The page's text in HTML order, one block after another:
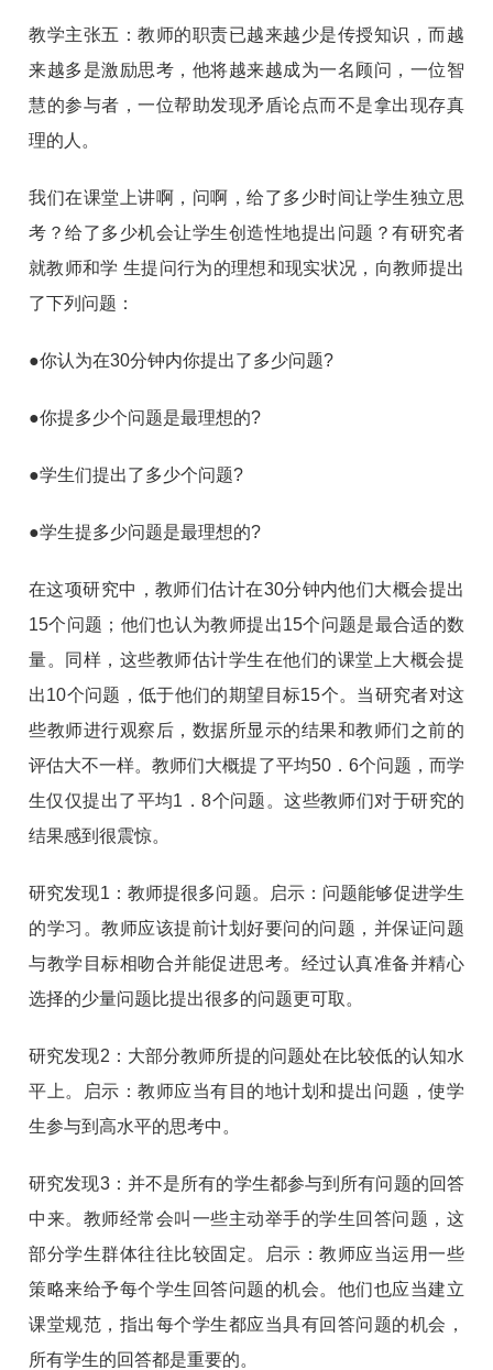
教学主张五：教师的职责已越来越少是传授知识，而越
来越多是激励思考，他将越来越成为一名顾问，一位智
慧的参与者，一位帮助发现矛盾论点而不是拿出现存真
理的人。
我们在课堂上讲啊，问啊，给了多少时间让学生独立思
考？给了多少机会让学生创造性地提出问题？有研究者
就教师和学 生提问行为的理想和现实状况，向教师提出
了下列问题：
●你认为在30分钟内你提出了多少问题?
●你提多少个问题是最理想的?
●学生们提出了多少个问题?
●学生提多少问题是最理想的?
在这项研究中，教师们估计在30分钟内他们大概会提出
15个问题；他们也认为教师提出15个问题是最合适的数
量。同样，这些教师估计学生在他们的课堂上大概会提
出10个问题，低于他们的期望目标15个。当研究者对这
些教师进行观察后，数据所显示的结果和教师们之前的
评估大不一样。教师们大概提了平均50．6个问题，而学
生仅仅提出了平均1．8个问题。这些教师们对于研究的
结果感到很震惊。
研究发现1：教师提很多问题。启示：问题能够促进学生
的学习。教师应该提前计划好要问的问题，并保证问题
与教学目标相吻合并能促进思考。经过认真准备并精心
选择的少量问题比提出很多的问题更可取。
研究发现2：大部分教师所提的问题处在比较低的认知水
平上。启示：教师应当有目的地计划和提出问题，使学
生参与到高水平的思考中。
研究发现3：并不是所有的学生都参与到所有问题的回答
中来。教师经常会叫一些主动举手的学生回答问题，这
部分学生群体往往比较固定。启示：教师应当运用一些
策略来给予每个学生回答问题的机会。他们也应当建立
课堂规范，指出每个学生都应当具有回答问题的机会，
所有学生的回答都是重要的。